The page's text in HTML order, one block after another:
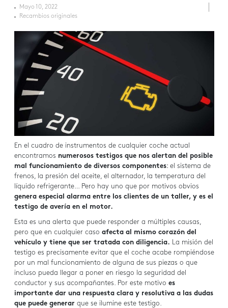
Mayo 10, 2022
Recambios originales
En el cuadro de instrumentos de cualquier coche actual
encontramos numerosos testigos que nos alertan del posible
mal funcionamiento de diversos componentes: el sistema de
frenos, la presión del aceite, el alternador, la temperatura del
líquido refrigerante… Pero hay uno que por motivos obvios
genera especial alarma entre los clientes de un taller, y es el
testigo de avería en el motor.
Esta es una alerta que puede responder a múltiples causas,
pero que en cualquier caso afecta al mismo corazón del
vehículo y tiene que ser tratada con diligencia. La misión del
testigo es precisamente evitar que el coche acabe rompiéndose
por un mal funcionamiento de alguna de sus piezas o que
incluso pueda llegar a poner en riesgo la seguridad del
conductor y sus acompañantes. Por este motivo es
importante dar una respuesta clara y resolutiva a las dudas
que puede generar que se ilumine este testigo.